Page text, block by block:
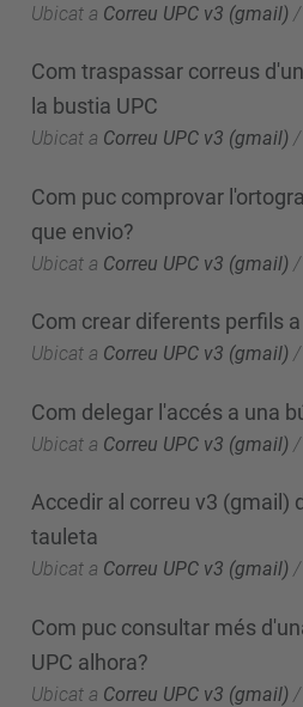
Ubicat a Correu UPC v3 (gmail) /
Com traspassar correus
la bustia UPC
Ubicat a Correu UPC v3 (gmail) /
Com puc comprovar
que envio?
Ubicat a Correu UPC v3 (gmail) /
Com crear diferents perfils
Ubicat a Correu UPC v3 (gmail) /
Com delegar l'accés a una
Ubicat a Correu UPC v3 (gmail) /
Accedir al correu v3 (gmail)
tauleta
Ubicat a Correu UPC v3 (gmail) /
Com puc consultar més
UPC alhora?
Ubicat a Correu UPC v3 (gmail) /